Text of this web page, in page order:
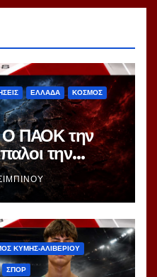
ΕΛΛΑΔΑ ΚΟΣΜΟΣ
ΠΑΟΚ την
την
η 10η
ΚΥΜΗΣ-ΑΛΙΒΕΡΙΟΥ
ΣΠΟΡ